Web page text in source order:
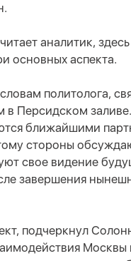
аналитик,
основных аспекта.
политолога,
в Персидском
ближайшими
стороны
свое видение
завершения
подчеркнул